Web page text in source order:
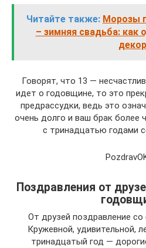
Читайте также: Морозы
– зимняя свадьба: как
декор
Говорят, что 13 —
идет о годовщине, то это
предрассудки, ведь это
очень долго и ваш брак более
с тринадцатью годами
Поздравления от
От друзей поздравление
Кружевной, удивительной,
тринадцатый год —